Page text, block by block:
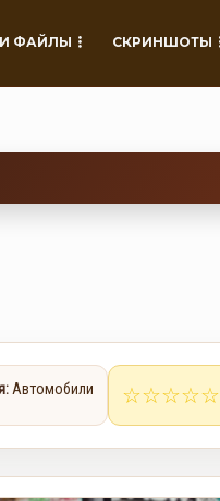
ФАЙЛЫ СКРИНШОТЫ
Автомобили ☆☆☆☆☆